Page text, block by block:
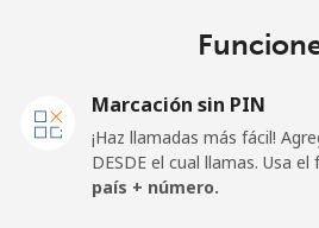
Celular
American Samoa
Marcación sin PIN
¡Haz llamadas más fácil!
DESDE el cual llamas. Usa
país + número.